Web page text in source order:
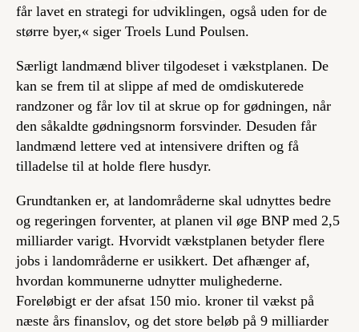
får lavet en strategi for udviklingen, også uden for de
større byer,« siger Troels Lund Poulsen.
Særligt landmænd bliver tilgodeset i vækstplanen. De
kan se frem til at slippe af med de omdiskuterede
randzoner og får lov til at skrue op for gødningen, når
den såkaldte gødningsnorm forsvinder. Desuden får
landmænd lettere ved at intensivere driften og få
tilladelse til at holde flere husdyr.
Grundtanken er, at landområderne skal udnyttes bedre
og regeringen forventer, at planen vil øge BNP med 2,5
milliarder varigt. Hvorvidt vækstplanen betyder flere
jobs i landområderne er usikkert. Det afhænger af,
hvordan kommunerne udnytter mulighederne.
Foreløbigt er der afsat 150 mio. kroner til vækst på
næste års finanslov, og det store beløb på 9 milliarder